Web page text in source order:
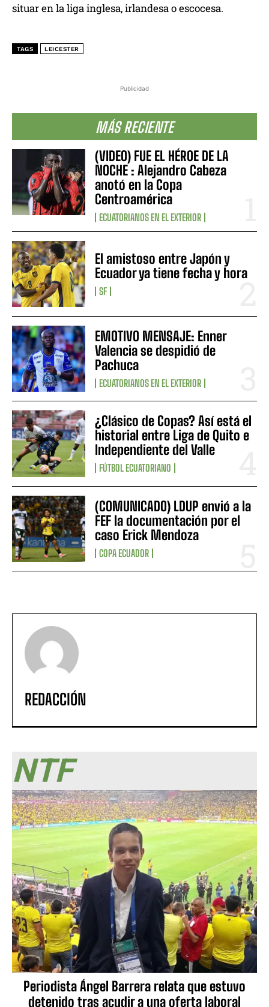
Publicidad
MÁS RECIENTE
(VIDEO) FUE EL HÉROE DE LA
NOCHE : Alejandro Cabeza
anotó en la Copa
Centroamérica
ECUATORIANOS EN EL EXTERIOR
El amistoso entre Japón y
Ecuador ya tiene fecha y hora
SF
EMOTIVO MENSAJE: Enner
Valencia se despidió de
Pachuca
ECUATORIANOS EN EL EXTERIOR
¿Clásico de Copas? Así está el
historial entre Liga de Quito e
Independiente del Valle
FÚTBOL ECUATORIANO
(COMUNICADO) LDUP envió a la
FEF la documentación por el
caso Erick Mendoza
COPA ECUADOR
situar en la liga inglesa, irlandesa o escocesa.
TAGS LEICESTER
REDACCIÓN
NTF
Periodista Ángel Barrera relata que estuvo
detenido tras acudir a una oferta laboral